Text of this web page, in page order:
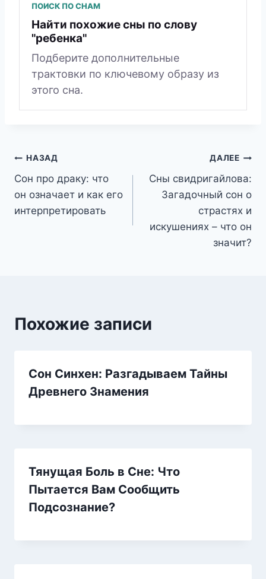
ПОИСК ПО СНАМ
Найти похожие сны по слову
"ребенка"
Подберите дополнительные
трактовки по ключевому образу из
этого сна.
Навигация
по
записям
НАЗАД
Сон про драку: что
он означает и как его
интерпретировать
ДАЛЕЕ
Сны свидригайлова:
Загадочный сон о
страстях и
искушениях – что он
значит?
Похожие записи
Сон Синхен: Разгадываем Тайны
Древнего Знамения
Тянущая Боль в Сне: Что
Пытается Вам Сообщить
Подсознание?